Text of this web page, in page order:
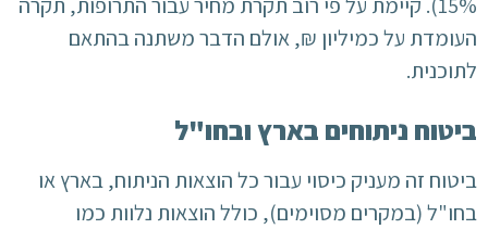
15%). קיימת על פי רוב תקרת מחיר עבור התרופות, תקרה
העומדת על כמיליון ₪, אולם הדבר משתנה בהתאם
לתוכנית.
ביטוח ניתוחים בארץ ובחו"ל
ביטוח זה מעניק כיסוי עבור כל הוצאות הניתוח, בארץ או
בחו"ל (במקרים מסוימים), כולל הוצאות נלוות כמו